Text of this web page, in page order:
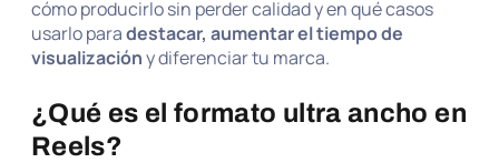
cómo producirlo sin perder calidad y en qué casos
usarlo paradestacar, aumentar el tiempo de
visualizacióny diferenciar tu marca.
¿Qué es el formato ultra ancho en
Reels?